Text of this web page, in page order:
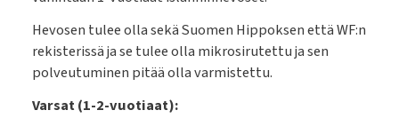
Hevosen tulee olla sekä Suomen Hippoksen että WF:n
rekisterissä ja se tulee olla mikrosirutettu ja sen
polveutuminen pitää olla varmistettu.
Varsat (1-2-vuotiaat):